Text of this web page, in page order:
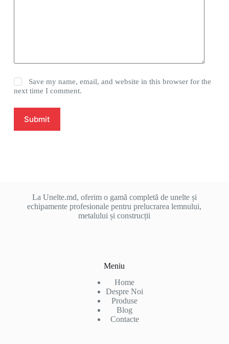
Save my name, email, and website in this browser for the
next time I comment.
Submit
La Unelte.md, oferim o gamă completă de unelte și
echipamente profesionale pentru prelucrarea lemnului,
metalului și construcții
Meniu
Home
Despre Noi
Produse
Blog
Contacte